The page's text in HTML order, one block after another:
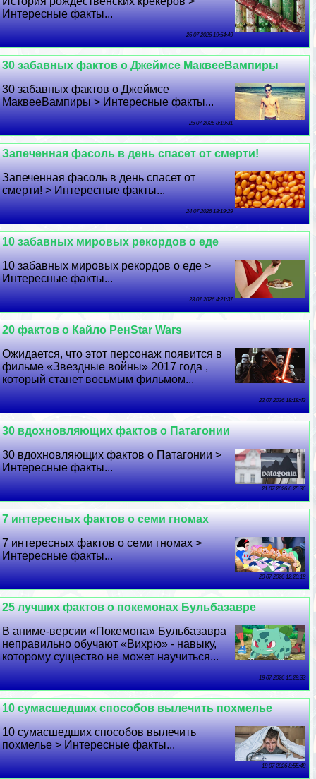
Интересные факты...
26 07 2026 19:54:49
30 забавных фактов о Джеймсе МаквееВампиры
30 забавных фактов о Джеймсе
МаквееВампиры > Интересные факты...
25 07 2026 8:19:31
Запеченная фасоль в день спасет от cмepти!
Запеченная фасоль в день спасет от
cмepти! > Интересные факты...
24 07 2026 18:19:29
10 забавных мировых рекордов о еде
10 забавных мировых рекордов о еде >
Интересные факты...
23 07 2026 4:21:37
20 фактов о Кайло РенStar Wars
Ожидается, что этот персонаж появится в
фильме «Звездные войны» 2017 года ,
который станет восьмым фильмом...
22 07 2026 18:18:43
30 вдохновляющих фактов о Патагонии
30 вдохновляющих фактов о Патагонии >
Интересные факты...
21 07 2026 6:25:36
7 интересных фактов о семи гномах
7 интересных фактов о семи гномах >
Интересные факты...
20 07 2026 12:20:18
25 лучших фактов о покемонах Бульбазавре
В аниме-версии «Покемона» Бульбазавра
неправильно обучают «Вихрю» - навыку,
которому существо не может научиться...
19 07 2026 15:29:33
10 cyмacшедших способов вылечить похмелье
10 cyмacшедших способов вылечить
похмелье > Интересные факты...
18 07 2026 8:55:48